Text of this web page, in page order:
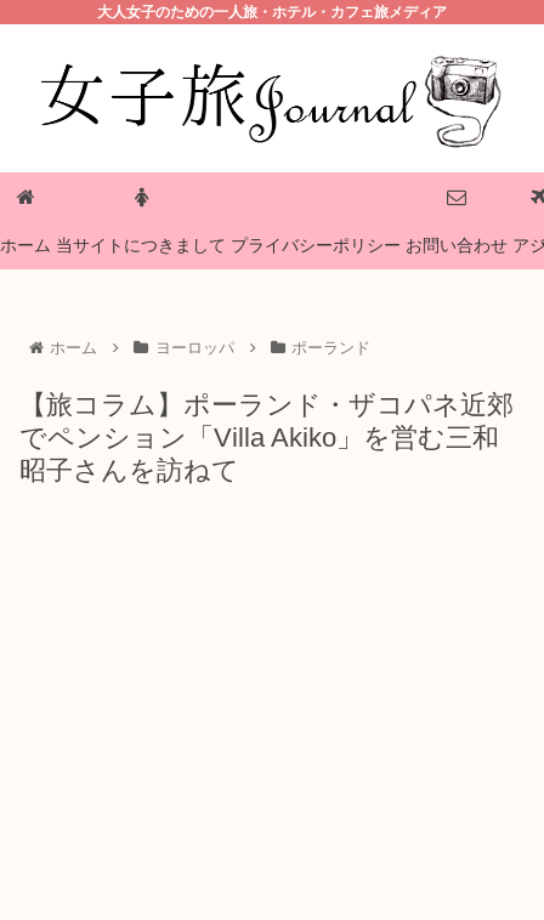
大人女子のための一人旅・ホテル・カフェ旅メディア
ホーム 当サイトにつきまして プライバシーポリシー お問い合わせ ア
ホーム ヨーロッパ ポーランド
【旅コラム】ポーランド・ザコパネ近郊
でペンション「Villa Akiko」を営む三和
昭子さんを訪ねて